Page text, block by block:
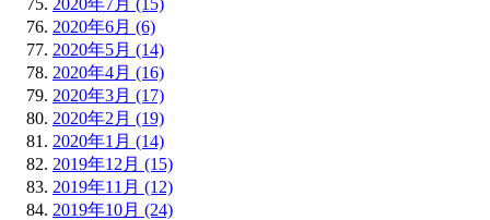
2020年7月 (15)
2020年6月 (6)
2020年5月 (14)
2020年4月 (16)
2020年3月 (17)
2020年2月 (19)
2020年1月 (14)
2019年12月 (15)
2019年11月 (12)
2019年10月 (24)